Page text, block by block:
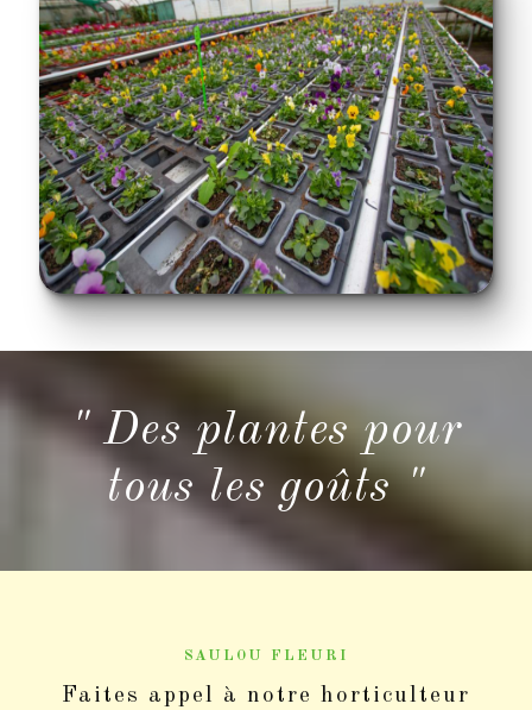
" Des plantes pour
tous les goûts "
SAULOU FLEURI
Faites appel à notre horticulteur